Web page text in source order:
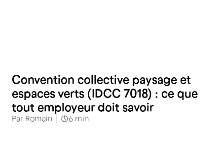
Convention collective paysage et
espaces verts (IDCC 7018) : ce que
tout employeur doit savoir
Par Romain 6 min